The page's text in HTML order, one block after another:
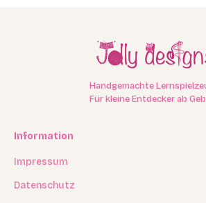
Handgemachte
Für kleine Entdecker ab
Information
Impressum
Datenschutz